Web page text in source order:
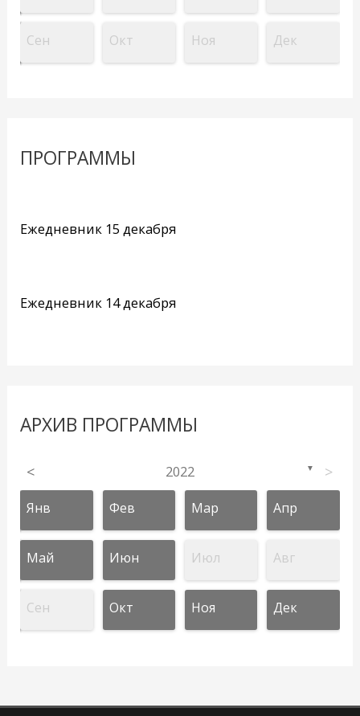
Сен Окт Ноя Дек
ПРОГРАММЫ
Ежедневник 15 декабря
Ежедневник 14 декабря
АРХИВ ПРОГРАММЫ
< 2022 ▼ >
Янв Фев Мар Апр
Май Июн Июл Авг
Сен Окт Ноя Дек